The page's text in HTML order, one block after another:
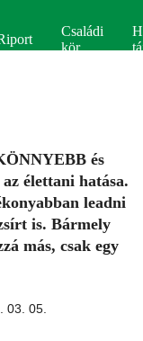
Családi
kör
és
élettani hatása.
leadni
is. Bármely
más, csak egy
03. 05.